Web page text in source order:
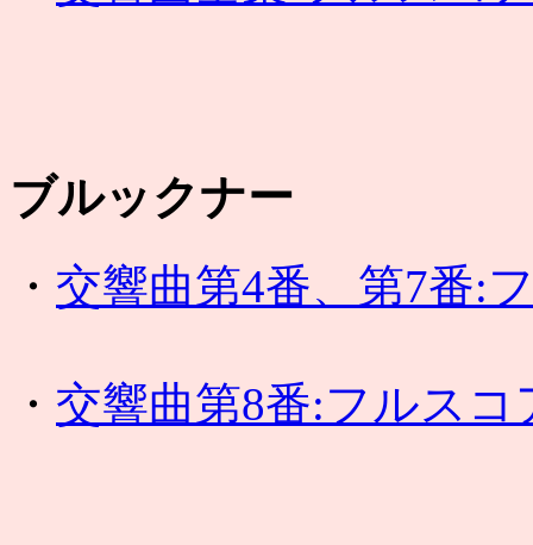
ブルックナー
・ 交響曲第4番、第7番:
・ 交響曲第8番:フルスコ